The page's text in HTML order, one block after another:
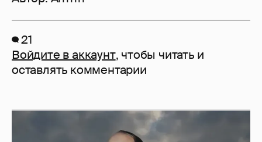
21
Войдите в аккаунт, чтобы читать и
оставлять комментарии